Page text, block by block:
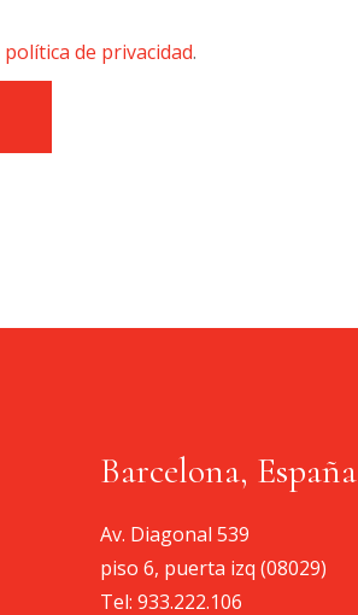
política de privacidad.
Barcelona, España
Av. Diagonal 539
piso 6, puerta izq (08029)
Tel:933.222.106